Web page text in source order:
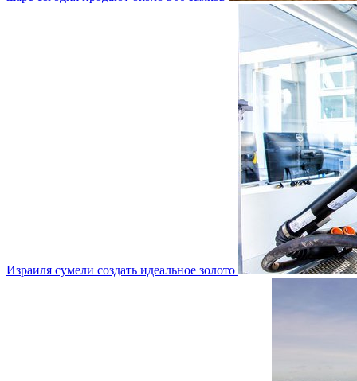
Израиля сумели создать идеальное золото